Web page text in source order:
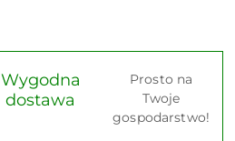
Wygodna
dostawa
Prosto na
Twoje
gospodarstwo!